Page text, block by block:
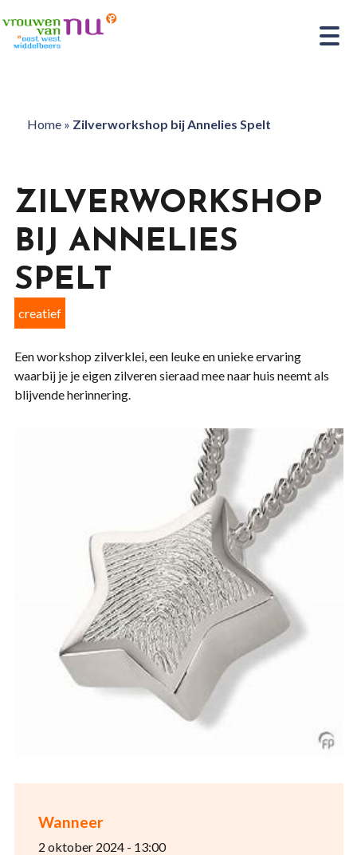
Home» Zilverworkshop bij Annelies Spelt
Wanneer
2 oktober 2024 - 13:00
ZILVERWORKSHOP
BIJ ANNELIES
SPELT
creatief
Een workshop zilverklei, een leuke en unieke ervaring
waarbij je je eigen zilveren sieraad mee naar huis neemt als
blijvende herinnering.